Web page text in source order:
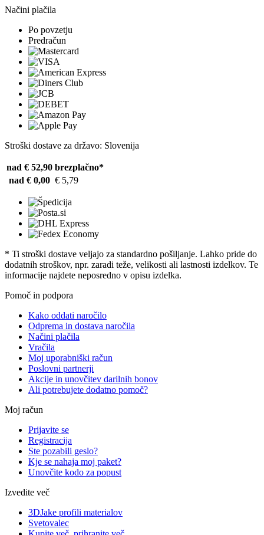
Načini plačila
Po povzetju
Predračun
Stroški dostave za državo: Slovenija
nad € 52,90 brezplačno*
nad € 0,00 € 5,79
* Ti stroški dostave veljajo za standardno pošiljanje. Lahko pride do
dodatnih stroškov, npr. zaradi teže, velikosti ali lastnosti izdelkov. Te
informacije najdete neposredno v opisu izdelka.
Pomoč in podpora
Kako oddati naročilo
Odprema in dostava naročila
Načini plačila
Vračila
Moj uporabniški račun
Poslovni partnerji
Akcije in unovčitev darilnih bonov
Ali potrebujete dodatno pomoč?
Moj račun
Prijavite se
Registracija
Ste pozabili geslo?
Kje se nahaja moj paket?
Unovčite kodo za popust
Izvedite več
3DJake profili materialov
Svetovalec